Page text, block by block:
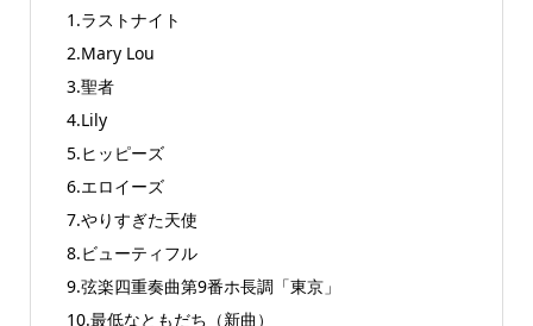
1.ラストナイト
2.Mary Lou
3.聖者
4.Lily
5.ヒッピーズ
6.エロイーズ
7.やりすぎた天使
8.ビューティフル
9.弦楽四重奏曲第9番ホ長調「東京」
10.最低なともだち（新曲）